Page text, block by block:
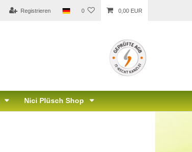
Registrieren 0 0,00 EUR
Nici Plüsch Shop